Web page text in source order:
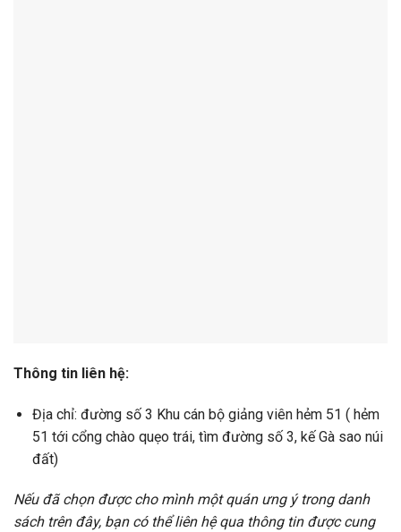
Thông tin liên hệ:
Địa chỉ: đường số 3 Khu cán bộ giảng viên hẻm 51 ( hẻm
51 tới cổng chào quẹo trái, tìm đường số 3, kế Gà sao núi
đất)
Nếu đã chọn được cho mình một quán ưng ý trong danh
sách trên đây, bạn có thể liên hệ qua thông tin được cung